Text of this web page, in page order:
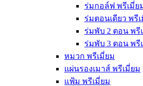
ร่มกอล์ฟ พรีเมี่ย
ร่มตอนเดียว พรี
ร่มพับ 2 ตอน พรี
ร่มพับ 3 ตอน พรี
หมวก พรีเมี่ยม
แผ่นรองเมาส์ พรีเมี่ยม
แฟ้ม พรีเมี่ยม